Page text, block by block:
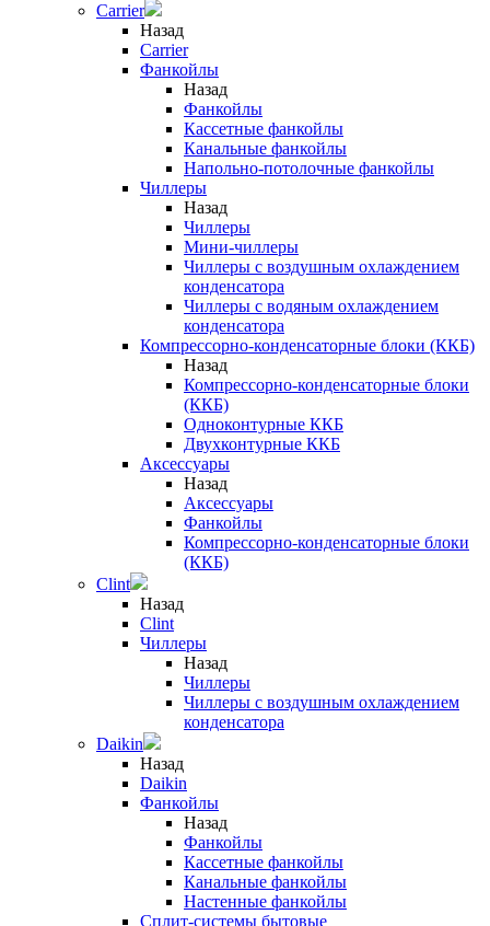
Carrier
Назад
Carrier
Фанкойлы
Назад
Фанкойлы
Кассетные фанкойлы
Канальные фанкойлы
Напольно-потолочные фанкойлы
Чиллеры
Назад
Чиллеры
Мини-чиллеры
Чиллеры с воздушным охлаждением
конденсатора
Чиллеры с водяным охлаждением
конденсатора
Компрессорно-конденсаторные блоки (ККБ)
Назад
Компрессорно-конденсаторные блоки
(ККБ)
Одноконтурные ККБ
Двухконтурные ККБ
Аксессуары
Назад
Аксессуары
Фанкойлы
Компрессорно-конденсаторные блоки
(ККБ)
Clint
Назад
Clint
Чиллеры
Назад
Чиллеры
Чиллеры с воздушным охлаждением
конденсатора
Daikin
Назад
Daikin
Фанкойлы
Назад
Фанкойлы
Кассетные фанкойлы
Канальные фанкойлы
Настенные фанкойлы
Сплит-системы бытовые